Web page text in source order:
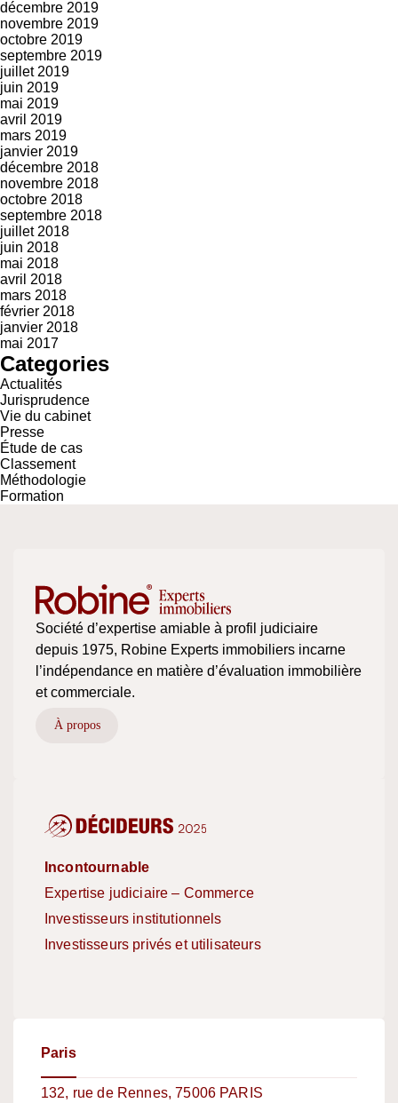
décembre 2019
novembre 2019
octobre 2019
septembre 2019
juillet 2019
juin 2019
mai 2019
avril 2019
mars 2019
janvier 2019
décembre 2018
novembre 2018
octobre 2018
septembre 2018
juillet 2018
juin 2018
mai 2018
avril 2018
mars 2018
février 2018
janvier 2018
mai 2017
Categories
Actualités
Jurisprudence
Vie du cabinet
Presse
Étude de cas
Classement
Méthodologie
Formation
Société d’expertise amiable à profil judiciaire
depuis 1975, Robine Experts immobiliers incarne
l’indépendance en matière d’évaluation immobilière
et commerciale.
À propos
Incontournable
Expertise judiciaire – Commerce
Investisseurs institutionnels
Investisseurs privés et utilisateurs
Paris
132, rue de Rennes, 75006 PARIS